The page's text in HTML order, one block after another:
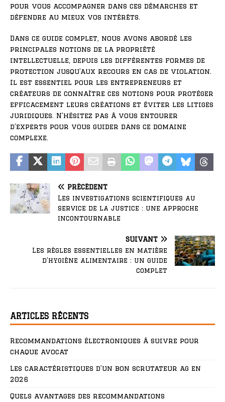
pour vous accompagner dans ces démarches et
défendre au mieux vos intérêts.
Dans ce guide complet, nous avons abordé les
principales notions de la propriété
intellectuelle, depuis les différentes formes de
protection jusqu’aux recours en cas de violation.
Il est essentiel pour les entrepreneurs et
créateurs de connaître ces notions pour protéger
efficacement leurs créations et éviter les litiges
juridiques. N’hésitez pas à vous entourer
d’experts pour vous guider dans ce domaine
complexe.
PRÉCÉDENT
Les investigations scientifiques au
service de la justice : une approche
incontournable
SUIVANT
Les règles essentielles en matière
d’hygiène alimentaire : un guide
complet
ARTICLES RÉCENTS
Recommandations électroniques à suivre pour
chaque avocat
Les caractéristiques d’un bon scrutateur ag en
2026
Quels avantages des recommandations